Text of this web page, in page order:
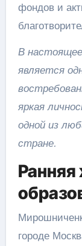
фондов и
В
является
яркая
одной из
стране.
Ранняя
городе